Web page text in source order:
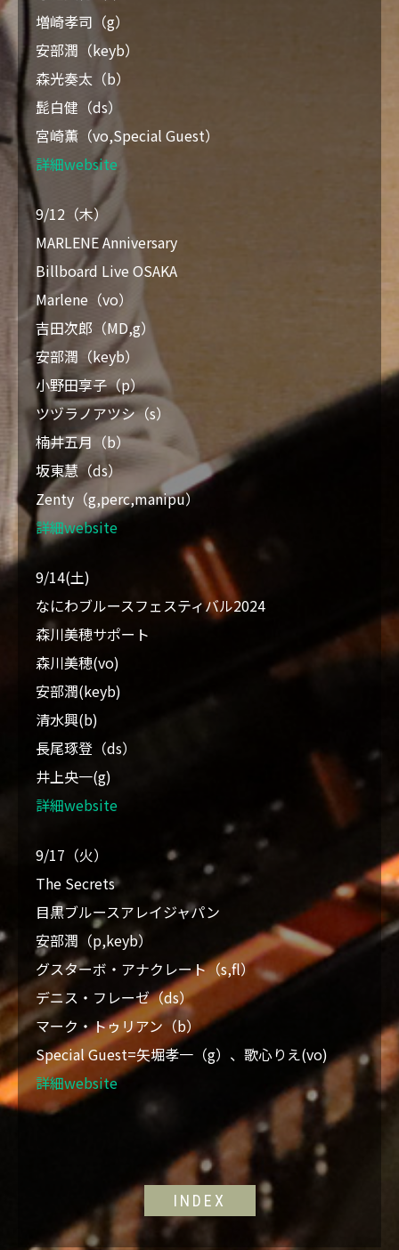
増崎孝司（g）
安部潤（keyb）
森光奏太（b）
髭白健（ds）
宮崎薫（vo,Special Guest）
詳細website
9/12（木）
MARLENE Anniversary
Billboard Live OSAKA
Marlene（vo）
吉田次郎（MD,g）
安部潤（keyb）
小野田享子（p）
ツヅラノアツシ（s）
楠井五月（b）
坂東慧（ds）
Zenty（g,perc,manipu）
詳細website
9/14(土)
なにわブルースフェスティバル2024
森川美穂サポート
森川美穂(vo)
安部潤(keyb)
清水興(b)
長尾琢登（ds）
井上央一(g)
詳細website
9/17（火）
The Secrets
目黒ブルースアレイジャパン
安部潤（p,keyb）
グスターボ・アナクレート（s,fl）
デニス・フレーゼ（ds）
マーク・トゥリアン（b）
Special Guest=矢堀孝一（g）、歌心りえ(vo)
詳細website
INDEX